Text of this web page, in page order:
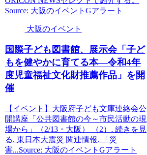
Source: 大阪のイベントGアラート
大阪のイベント
国際子ども図書館、展示会「子ど
もを健やかに育てる本―令和4年
度児童福祉文化財推薦作品」を開
催
【イベント】大阪府子ども文庫連絡会公
開講座「公共図書館の今～市民活動の現
場から」（2/13・大阪） （2）. 続きを見
る. 東日本大震災 関連情報. 「災
害...Source: 大阪のイベントGアラート